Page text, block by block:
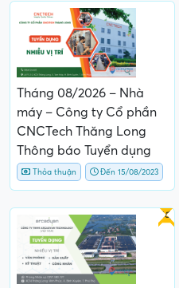
Tháng 08/2026 – Nhà
máy – Công ty Cổ phần
CNCTech Thăng Long
Thông báo Tuyển dụng
Thỏa thuận Đến 15/08/2023
Gấp